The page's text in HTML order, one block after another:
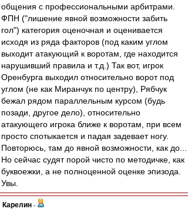
общения с профессиональными арбитрами.
ФПН ("лишение явной возможности забить
гол") категория оценочная и оценивается
исходя из ряда факторов (под каким углом
выходит атакующий к воротам, где находится
нарушивший правила и т.д.) Так вот, игрок
Оренбурга выходил относительно ворот под
углом (не как Миранчук по центру), Рябчук
бежал рядом параллельным курсом (будь
позади, другое дело), относительно
атакующего игрока ближе к воротам, при всем
просто спотыкается и падая задевает ногу.
Повторюсь, там до явной возможности, как до...
Но сейчас судят порой чисто по методичке, как
буквоежки, а не полноценной оценке эпизода.
Увы.
Карелин -